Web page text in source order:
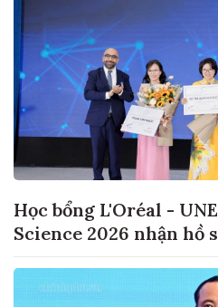
Học bổng L'Oréal -
Science 2026 nhận hồ